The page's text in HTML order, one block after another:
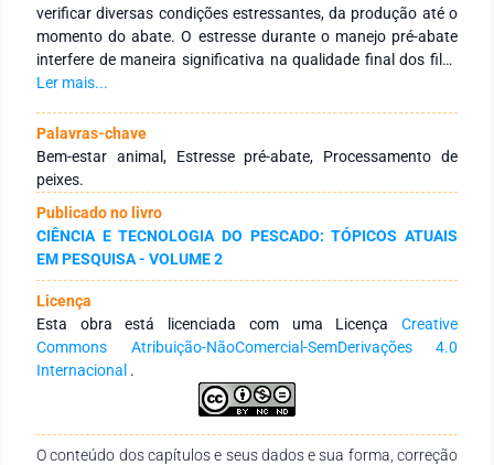
verificar diversas condições estressantes, da produção até o
momento do abate. O estresse durante o manejo pré-abate
interfere de maneira significativa na qualidade final dos filés
para o consumo. Durante o estresse, o peixe passa por
desencadeando alterações no desenvolvimento do rigor
mortis e na qualidade instrumental da carne, como aumento
da luminosidade, maciez excessiva e diminuição da
capacidade de retenção de água. A diminuição do estresse
pré-abate pode promover o retardo dos processos post-
mortem, sendo benéfica para manutenção do frescor do
pescado, e também têm grande importância no
processamento do produto.
Ler mais...
Palavras-chave
Bem-estar animal, Estresse pré-abate, Processamento de
peixes.
Publicado no livro
CIÊNCIA E TECNOLOGIA DO PESCADO: TÓPICOS ATUAIS
EM PESQUISA - VOLUME 2
Licença
Esta obra está licenciada com uma Licença Creative
Commons Atribuição-NãoComercial-SemDerivações 4.0
Internacional .
O conteúdo dos capítulos e seus dados e sua forma, correção